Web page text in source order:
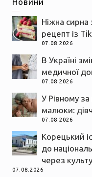
Новини
Ніжна сирна
рецепт із
07.08.2026
В Україні
медичної
07.08.2026
У Рівному
малюки:
07.08.2026
Корецький
до
через
07.08.2026